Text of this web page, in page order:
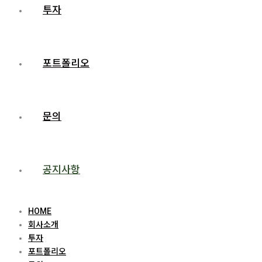
투자
포트폴리오
문의
공지사항
HOME
회사소개
투자
포트폴리오